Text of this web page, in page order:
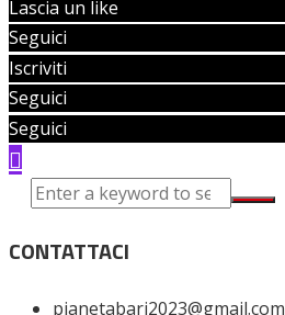
Lascia un like
Seguici
Iscriviti
Seguici
Seguici
CONTATTACI
pianetabari2023@gmail.com